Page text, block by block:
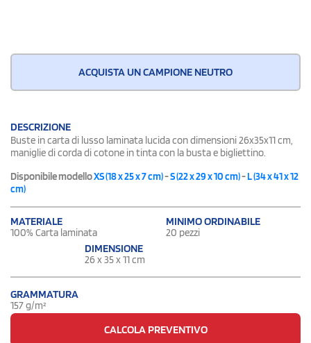
ACQUISTA UN CAMPIONE NEUTRO
DESCRIZIONE
Buste in carta di lusso laminata lucida con dimensioni 26x35x11 cm,
maniglie di corda di cotone in tinta con la busta e bigliettino.
Disponibile modelloXS (18 x 25 x 7 cm)-S (22 x 29 x 10 cm)-L (34 x 41 x 12
cm)
MATERIALE
100% Carta laminata
MINIMO ORDINABILE
20 pezzi
DIMENSIONE
26 x 35 x 11 cm
GRAMMATURA
157 g/m²
CALCOLA PREVENTIVO